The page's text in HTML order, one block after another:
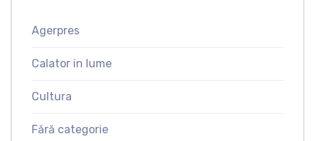
Agerpres
Calator in lume
Cultura
Fără categorie